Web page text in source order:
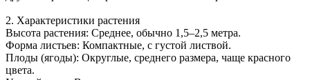
2. Характеристики растения
Высота растения: Среднее, обычно 1,5–2,5 метра.
Форма листьев: Компактные, с густой листвой.
Плоды (ягоды): Округлые, среднего размера, чаще красного
цвета.